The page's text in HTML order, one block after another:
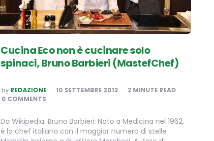
Cucina Eco non è cucinare solo
spinaci, Bruno Barbieri (MastefChef)
POSTED
BY
by REDAZIONE 10 SETTEMBRE 2012 2 MINUTE READ
0 COMMENTS
Da Wikipedia: Bruno Barbieri: Nato a Medicina nel 1962,
è lo chef italiano con il maggior numero di stelle